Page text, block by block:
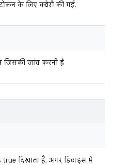
के लिए क्वेरी की गई.
जिसकी जांच करनी है
दिखाता है. अगर डिवाइस में